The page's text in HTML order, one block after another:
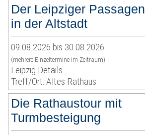
Der Leipziger
in der Altstadt
09.08.2026 bis 30.08.2026
(mehrere Einzeltermine im Zeitraum)
Leipzig Details
Treff/Ort: Altes Rathaus
Die Rathaustour mit
Turmbesteigung